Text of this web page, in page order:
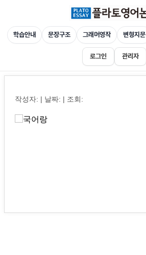
학습안내 문장구조 그래머영작 변형지문
로그인 관리자
작성자: | 날짜: | 조회: